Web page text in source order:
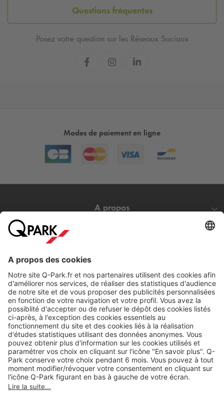
Questions fréquentes
Posez votre question sur les Réseaux Sociaux
Modes de paiement en ligne
A propos
Nos services
Cookies
Copyright
CGV